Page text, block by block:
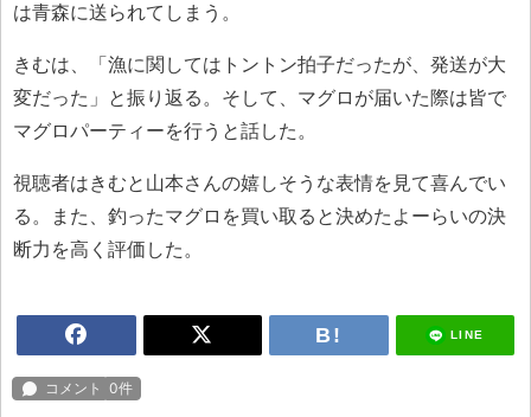
は青森に送られてしまう。
きむは、「漁に関してはトントン拍子だったが、発送が大
変だった」と振り返る。そして、マグロが届いた際は皆で
マグロパーティーを行うと話した。
視聴者はきむと山本さんの嬉しそうな表情を見て喜んでい
る。また、釣ったマグロを買い取ると決めたよーらいの決
断力を高く評価した。
LINE